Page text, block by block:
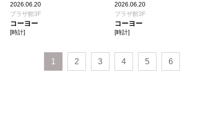
2026.06.20
プラザ館3F
コーヨー
[時計]
2026.06.20
プラザ館3F
コーヨー
[時計]
1 2 3 4 5 6